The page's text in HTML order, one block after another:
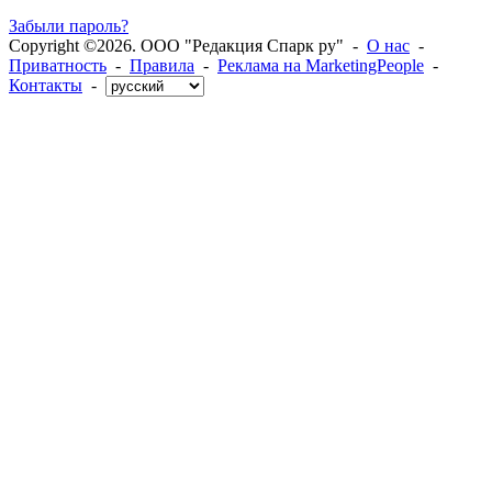
Забыли пароль?
Copyright ©2026. ООО "Редакция Спарк ру" - О нас -
Приватность - Правила - Реклама на MarketingPeople -
Контакты -